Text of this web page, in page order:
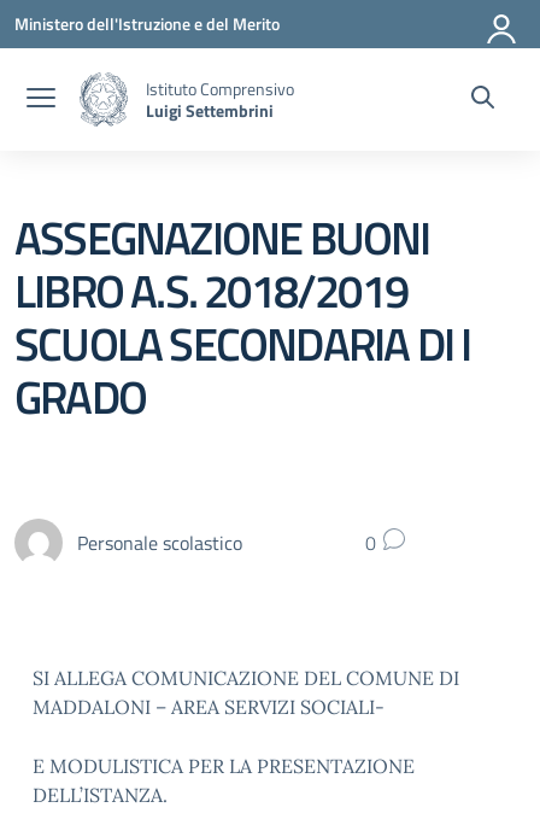
Vai ai contenuti
Vai al menu di navigazione
Vai al footer
Ministero dell'Istruzione e del Merito
Istituto Comprensivo
Luigi Settembrini
ASSEGNAZIONE BUONI
LIBRO A.S. 2018/2019
SCUOLA SECONDARIA DI I
GRADO
Personale scolastico 0
SI ALLEGA COMUNICAZIONE DEL COMUNE DI
MADDALONI – AREA SERVIZI SOCIALI-
E MODULISTICA PER LA PRESENTAZIONE
DELL’ISTANZA.